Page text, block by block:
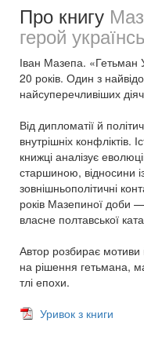
Про книгу
герой
Іван Мазепа. «Гетьман
20 років. Один з
найсуперечливіших
Від дипломатії й
внутрішніх конфліктів.
книжці аналізує
старшиною, відносини
зовнішньополітичні
років Мазепиної доби
власне полтавської
Автор розбирає мотиви
на рішення гетьмана,
тлі епохи.
Уривок з книги